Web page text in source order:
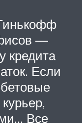
—
кредита
Если
Все